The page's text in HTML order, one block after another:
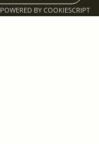
POWERED BY COOKIESCRIPT